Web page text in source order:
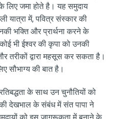
जमा होते है। यह समुदाय
यात्रा में, पवित्र संस्कार की
भक्ति और प्रार्थना करने के
भी ईश्वर की कृपा को उनकी
तरीकों द्वारा महसूस कर सकता है।
सौभाग्य की बात है।
के साथ उन चुनौतियों को
की देखभाल के संबंध में संत पापा ने